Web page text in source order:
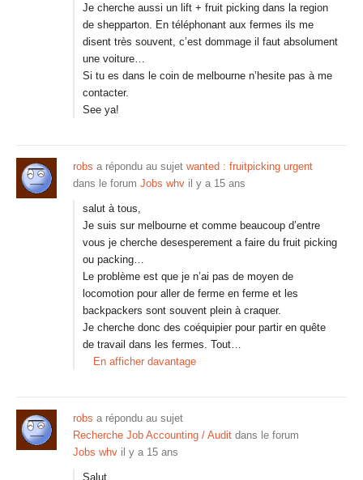
Je cherche aussi un lift + fruit picking dans la region
de shepparton. En téléphonant aux fermes ils me
disent très souvent, c’est dommage il faut absolument
une voiture…
Si tu es dans le coin de melbourne n’hesite pas à me
contacter.
See ya!
robs a répondu au sujet wanted : fruitpicking urgent
dans le forum Jobs whv il y a 15 ans
salut à tous,
Je suis sur melbourne et comme beaucoup d’entre
vous je cherche desesperement a faire du fruit picking
ou packing…
Le problème est que je n’ai pas de moyen de
locomotion pour aller de ferme en ferme et les
backpackers sont souvent plein à craquer.
Je cherche donc des coéquipier pour partir en quête
de travail dans les fermes. Tout…
En afficher davantage
robs a répondu au sujet
Recherche Job Accounting / Audit dans le forum
Jobs whv il y a 15 ans
Salut,